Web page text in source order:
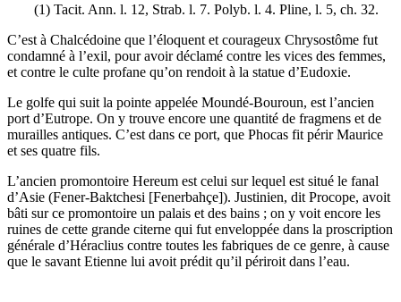
(1) Tacit. Ann. l. 12, Strab. l. 7. Polyb. l. 4. Pline, l. 5, ch. 32.
C’est à Chalcédoine que l’éloquent et courageux Chrysostôme fut
condamné à l’exil, pour avoir déclamé contre les vices des femmes,
et contre le culte profane qu’on rendoit à la statue d’Eudoxie.
Le golfe qui suit la pointe appelée Moundé-Bouroun, est l’ancien
port d’Eutrope. On y trouve encore une quantité de fragmens et de
murailles antiques. C’est dans ce port, que Phocas fit périr Maurice
et ses quatre fils.
L’ancien promontoire Hereum est celui sur lequel est situé le fanal
d’Asie (Fener-Baktchesi [Fenerbahçe]). Justinien, dit Procope, avoit
bâti sur ce promontoire un palais et des bains ; on y voit encore les
ruines de cette grande citerne qui fut enveloppée dans la proscription
générale d’Héraclius contre toutes les fabriques de ce genre, à cause
que le savant Etienne lui avoit prédit qu’il périroit dans l’eau.